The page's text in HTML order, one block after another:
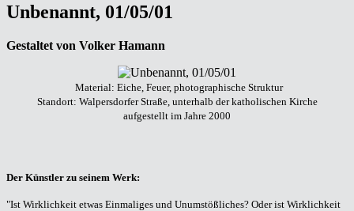
Unbenannt, 01/05/01
Gestaltet von Volker Hamann
Material: Eiche, Feuer, photographische Struktur
Standort: Walpersdorfer Straße, unterhalb der katholischen Kirche
aufgestellt im Jahre 2000
Der Künstler zu seinem Werk:
"Ist Wirklichkeit etwas Einmaliges und Unumstößliches? Oder ist Wirklichkeit